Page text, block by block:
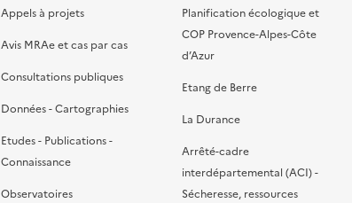
Appels à projets
Avis MRAe et cas par cas
Consultations publiques
Données - Cartographies
Etudes - Publications -
Connaissance
Observatoires
Planification écologique et
COP Provence-Alpes-Côte
d’Azur
Etang de Berre
La Durance
Arrêté-cadre
interdépartemental (ACI) -
Sécheresse, ressources